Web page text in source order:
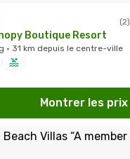
(2)
Boutique Resort
· 31 km depuis le centre-ville
Montrer les prix